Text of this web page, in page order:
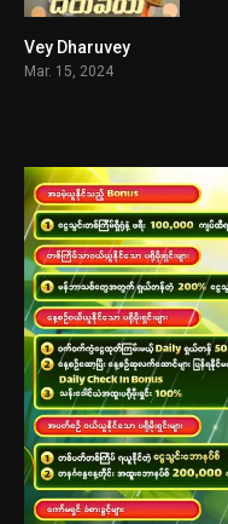
Vey Dharuvey
Mar. 15, 2024